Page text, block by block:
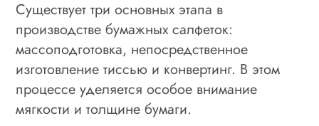
Существует три основных этапа в
производстве бумажных салфеток:
массоподготовка, непосредственное
изготовление тиссью и конвертинг. В этом
процессе уделяется особое внимание
мягкости и толщине бумаги.